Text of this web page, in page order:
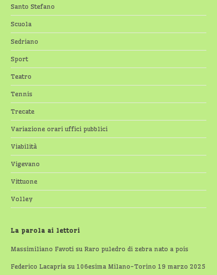
Santo Stefano
Scuola
Sedriano
Sport
Teatro
Tennis
Trecate
Variazione orari uffici pubblici
Viabilità
Vigevano
Vittuone
Volley
La parola ai lettori
Massimiliano Favoti suRaro puledro di zebra nato a pois
Federico Lacapria su 106esima Milano-Torino 19 marzo 2025